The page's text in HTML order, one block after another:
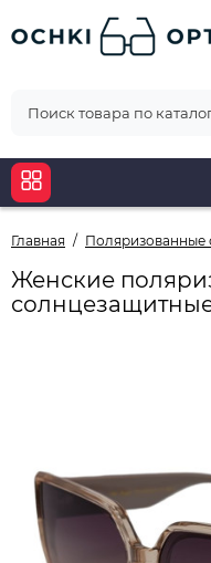
Главная Поляризованные
Женские